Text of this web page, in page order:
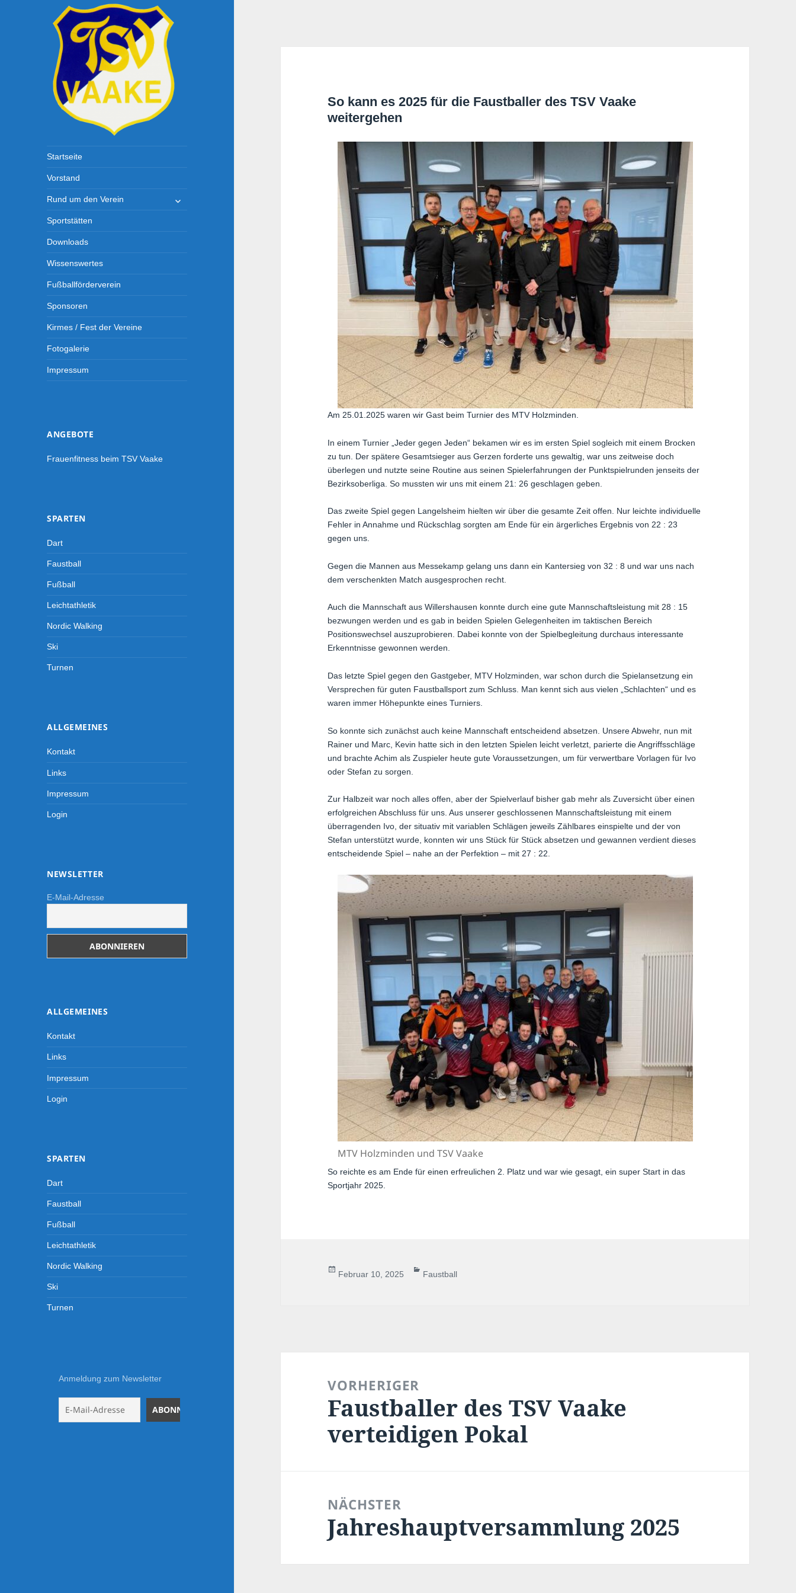
TSV-Vaake
Startseite
Vorstand
Rund um den Verein
öffnen
Sportstätten
Downloads
Wissenswertes
Fußballförderverein
Sponsoren
Kirmes / Fest der Vereine
Fotogalerie
Impressum
ANGEBOTE
Frauenfitness beim TSV Vaake
SPARTEN
Dart
Faustball
Fußball
Leichtathletik
Nordic Walking
Ski
Turnen
ALLGEMEINES
Kontakt
Links
Impressum
Login
NEWSLETTER
E-Mail-Adresse
ALLGEMEINES
Kontakt
Links
Impressum
Login
SPARTEN
Dart
Faustball
Fußball
Leichtathletik
Nordic Walking
Ski
Turnen
Anmeldung zum Newsletter
So kann es 2025 für die Faustballer des TSV Vaake
weitergehen
Am 25.01.2025 waren wir Gast beim Turnier des MTV Holzminden.
In einem Turnier „Jeder gegen Jeden“ bekamen wir es im ersten Spiel sogleich mit einem Brocken
zu tun. Der spätere Gesamtsieger aus Gerzen forderte uns gewaltig, war uns zeitweise doch
überlegen und nutzte seine Routine aus seinen Spielerfahrungen der Punktspielrunden jenseits der
Bezirksoberliga. So mussten wir uns mit einem 21: 26 geschlagen geben.
Das zweite Spiel gegen Langelsheim hielten wir über die gesamte Zeit offen. Nur leichte individuelle
Fehler in Annahme und Rückschlag sorgten am Ende für ein ärgerliches Ergebnis von 22 : 23
gegen uns.
Gegen die Mannen aus Messekamp gelang uns dann ein Kantersieg von 32 : 8 und war uns nach
dem verschenkten Match ausgesprochen recht.
Auch die Mannschaft aus Willershausen konnte durch eine gute Mannschaftsleistung mit 28 : 15
bezwungen werden und es gab in beiden Spielen Gelegenheiten im taktischen Bereich
Positionswechsel auszuprobieren. Dabei konnte von der Spielbegleitung durchaus interessante
Erkenntnisse gewonnen werden.
Das letzte Spiel gegen den Gastgeber, MTV Holzminden, war schon durch die Spielansetzung ein
Versprechen für guten Faustballsport zum Schluss. Man kennt sich aus vielen „Schlachten“ und es
waren immer Höhepunkte eines Turniers.
So konnte sich zunächst auch keine Mannschaft entscheidend absetzen. Unsere Abwehr, nun mit
Rainer und Marc, Kevin hatte sich in den letzten Spielen leicht verletzt, parierte die Angriffsschläge
und brachte Achim als Zuspieler heute gute Voraussetzungen, um für verwertbare Vorlagen für Ivo
oder Stefan zu sorgen.
Zur Halbzeit war noch alles offen, aber der Spielverlauf bisher gab mehr als Zuversicht über einen
erfolgreichen Abschluss für uns. Aus unserer geschlossenen Mannschaftsleistung mit einem
überragenden Ivo, der situativ mit variablen Schlägen jeweils Zählbares einspielte und der von
Stefan unterstützt wurde, konnten wir uns Stück für Stück absetzen und gewannen verdient dieses
entscheidende Spiel – nahe an der Perfektion – mit 27 : 22.
MTV Holzminden und TSV Vaake
So reichte es am Ende für einen erfreulichen 2. Platz und war wie gesagt, ein super Start in das
Sportjahr 2025.
am
Februar 10, 2025 Faustball
VORHERIGER
Vorheriger
Beitrag:
Faustballer des TSV Vaake
verteidigen Pokal
NÄCHSTER
Nächster
Beitrag:
Jahreshauptversammlung 2025